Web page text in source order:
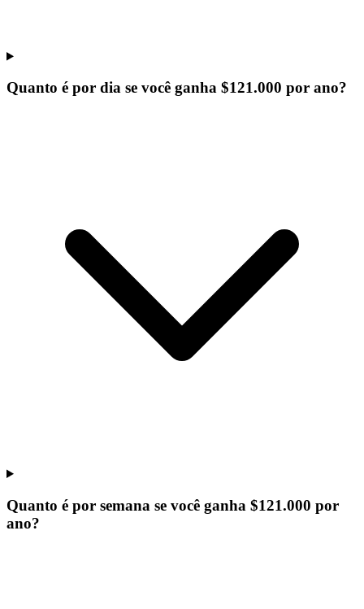
Quanto é por dia se você ganha $121.000 por ano?
Quanto é por semana se você ganha $121.000 por
ano?